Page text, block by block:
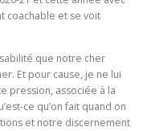
coachable et se voit
que notre cher
Et pour cause, je ne lui
pression, associée à la
ce qu’on fait quand on
et notre discernement